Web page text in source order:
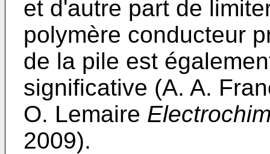
et d'autre part de
polymère conducteur
de la pile est
significative (A. A.
O. Lemaire
2009).